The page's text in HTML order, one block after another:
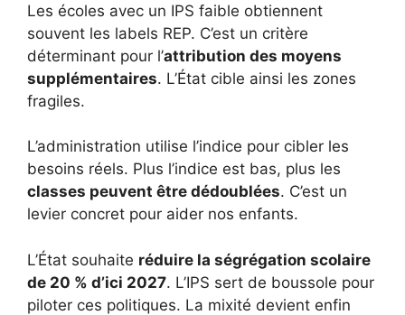
Les écoles avec un IPS faible obtiennent
souvent les labels REP. C’est un critère
déterminant pour l’attribution des moyens
supplémentaires. L’État cible ainsi les zones
fragiles.
L’administration utilise l’indice pour cibler les
besoins réels. Plus l’indice est bas, plus les
classes peuvent être dédoublées. C’est un
levier concret pour aider nos enfants.
L’État souhaite réduire la ségrégation scolaire
de 20 % d’ici 2027. L’IPS sert de boussole pour
piloter ces politiques. La mixité devient enfin